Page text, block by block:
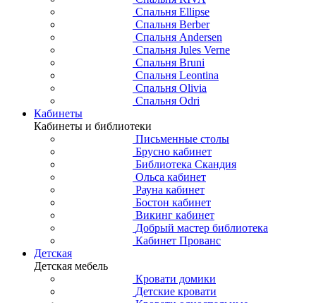
Спальня Ellipse
Спальня Berber
Спальня Andersen
Спальня Jules Verne
Спальня Bruni
Спальня Leontina
Спальня Olivia
Спальня Odri
Кабинеты
Кабинеты и библиотеки
Письменные столы
Брусно кабинет
Библиотека Скандия
Ольса кабинет
Рауна кабинет
Бостон кабинет
Викинг кабинет
Добрый мастер библиотека
Кабинет Прованс
Детская
Детская мебель
Кровати домики
Детские кровати